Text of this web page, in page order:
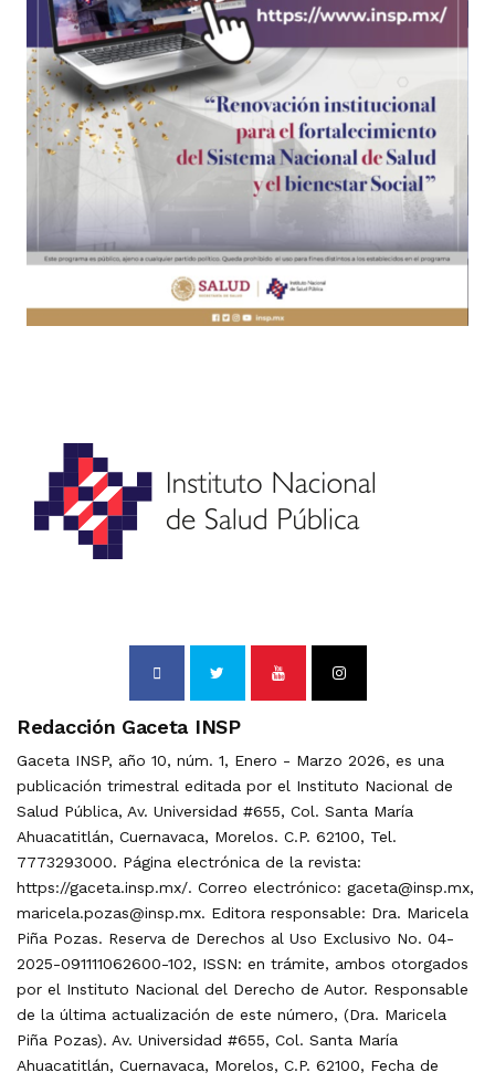
Redacción Gaceta INSP
Gaceta INSP, año 10, núm. 1, Enero - Marzo 2026, es una
publicación trimestral editada por el Instituto Nacional de
Salud Pública, Av. Universidad #655, Col. Santa María
Ahuacatitlán, Cuernavaca, Morelos. C.P. 62100, Tel.
7773293000. Página electrónica de la revista:
https://gaceta.insp.mx/. Correo electrónico: gaceta@insp.mx,
maricela.pozas@insp.mx. Editora responsable: Dra. Maricela
Piña Pozas. Reserva de Derechos al Uso Exclusivo No. 04-
2025-091111062600-102, ISSN: en trámite, ambos otorgados
por el Instituto Nacional del Derecho de Autor. Responsable
de la última actualización de este número, (Dra. Maricela
Piña Pozas). Av. Universidad #655, Col. Santa María
Ahuacatitlán, Cuernavaca, Morelos, C.P. 62100, Fecha de